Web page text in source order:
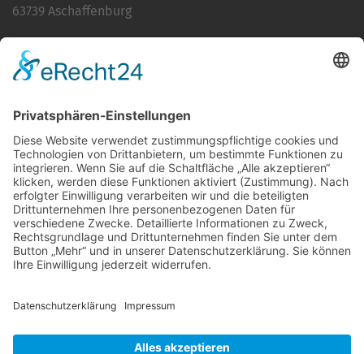
63739 Aschaffenburg
E-Mailinfo@martinushaus.de
Mo?Fr8.30 ? 12.00 Uhr
Mo?Do13.00 ? 16.00 Uhr